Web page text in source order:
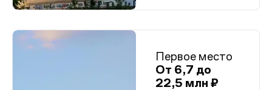
Первое место
От 6,7 до
22,5 млн ₽